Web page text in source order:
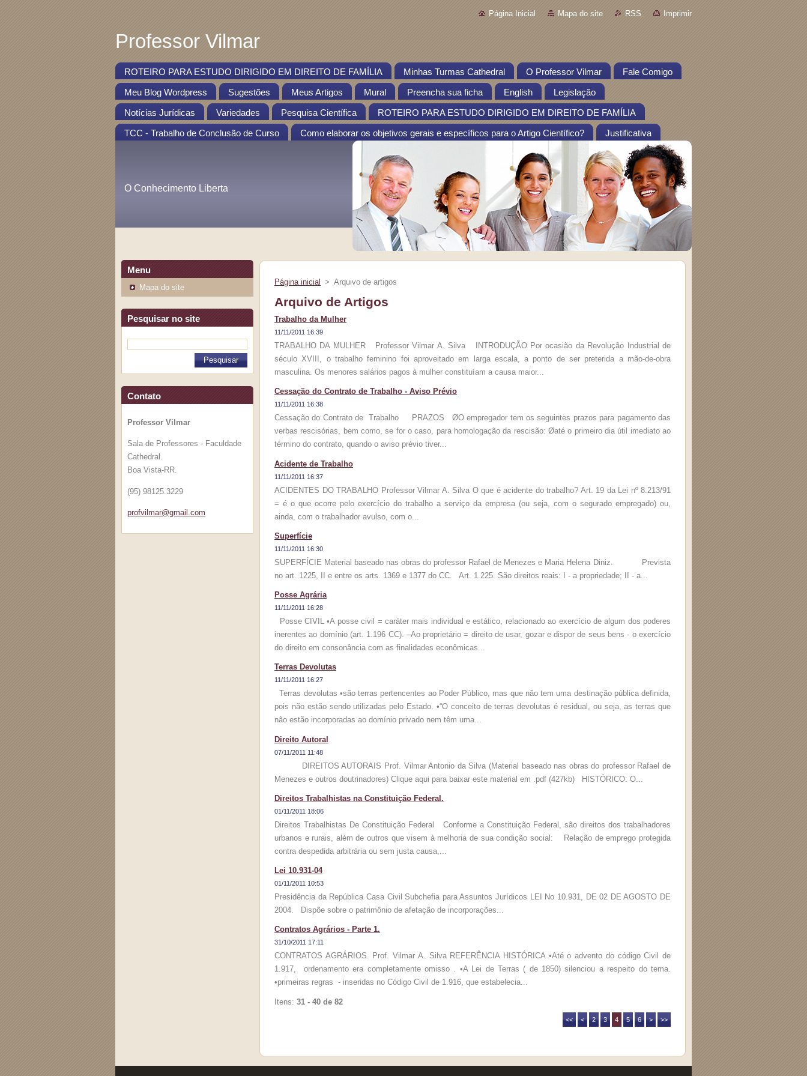
Página Inicial Mapa do site RSS Imprimir
Professor Vilmar
ROTEIRO PARA ESTUDO DIRIGIDO EM DIREITO DE FAMÍLIA Minhas Turmas Cathedral O Professor Vilmar Fale Comigo
Meu Blog Wordpress Sugestões Meus Artigos Mural Preencha sua ficha English Legislação
Notícias Jurídicas Variedades Pesquisa Científica ROTEIRO PARA ESTUDO DIRIGIDO EM DIREITO DE FAMÍLIA
TCC - Trabalho de Conclusão de Curso Como elaborar os objetivos gerais e específicos para o Artigo Científico? Justificativa
O Conhecimento Liberta
Menu
Mapa do site
Pesquisar no site
Contato
Professor Vilmar
Sala de Professores - Faculdade
Cathedral.
Boa Vista-RR.
(95) 98125.3229
profvilmar@gmail .com
Página inicial > Arquivo de artigos
Arquivo de Artigos
Trabalho da Mulher
11/11/2011 16:39
TRABALHO DA MULHER Professor Vilmar A. Silva INTRODUÇÃO Por ocasião da Revolução Industrial de
século XVIII, o trabalho feminino foi aproveitado em larga escala, a ponto de ser preterida a mão-de-obra
masculina. Os menores salários pagos à mulher constituíam a causa maior...
Cessação do Contrato de Trabalho - Aviso Prévio
11/11/2011 16:38
Cessação do Contrato de Trabalho PRAZOS ØO empregador tem os seguintes prazos para pagamento das
verbas rescisórias, bem como, se for o caso, para homologação da rescisão: Øaté o primeiro dia útil imediato ao
término do contrato, quando o aviso prévio tiver...
Acidente de Trabalho
11/11/2011 16:37
ACIDENTES DO TRABALHO Professor Vilmar A. Silva O que é acidente do trabalho? Art. 19 da Lei nº 8.213/91
= é o que ocorre pelo exercício do trabalho a serviço da empresa (ou seja, com o segurado empregado) ou,
ainda, com o trabalhador avulso, com o...
Superfície
11/11/2011 16:30
SUPERFÍCIE Material baseado nas obras do professor Rafael de Menezes e Maria Helena Diniz. Prevista
no art. 1225, II e entre os arts. 1369 e 1377 do CC. Art. 1.225. São direitos reais: I - a propriedade; II - a...
Posse Agrária
11/11/2011 16:28
Posse CIVIL •A posse civil = caráter mais individual e estático, relacionado ao exercício de algum dos poderes
inerentes ao domínio (art. 1.196 CC). –Ao proprietário = direito de usar, gozar e dispor de seus bens - o exercício
do direito em consonância com as finalidades econômicas...
Terras Devolutas
11/11/2011 16:27
Terras devolutas •são terras pertencentes ao Poder Público, mas que não tem uma destinação pública definida,
pois não estão sendo utilizadas pelo Estado. •“O conceito de terras devolutas é residual, ou seja, as terras que
não estão incorporadas ao domínio privado nem têm uma...
Direito Autoral
07/11/2011 11:48
DIREITOS AUTORAIS Prof. Vilmar Antonio da Silva (Material baseado nas obras do professor Rafael de
Menezes e outros doutrinadores) Clique aqui para baixar este material em .pdf (427kb) HISTÓRICO: O...
Direitos Trabalhistas na Constituição Federal.
01/11/2011 18:06
Direitos Trabalhistas De Constituição Federal Conforme a Constituição Federal, são direitos dos trabalhadores
urbanos e rurais, além de outros que visem à melhoria de sua condição social: Relação de emprego protegida
contra despedida arbitrária ou sem justa causa,...
Lei 10.931-04
01/11/2011 10:53
Presidência da República Casa Civil Subchefia para Assuntos Jurídicos LEI No 10.931, DE 02 DE AGOSTO DE
2004. Dispõe sobre o patrimônio de afetação de incorporações...
Contratos Agrários - Parte 1.
31/10/2011 17:11
CONTRATOS AGRÁRIOS. Prof. Vilmar A. Silva REFERÊNCIA HISTÓRICA •Até o advento do código Civil de
1.917, ordenamento era completamente omisso . •A Lei de Terras ( de 1850) silenciou a respeito do tema.
•primeiras regras - inseridas no Código Civil de 1.916, que estabelecia...
Itens: 31 - 40 de 82
<< < 2 3 4 5 6 > >>